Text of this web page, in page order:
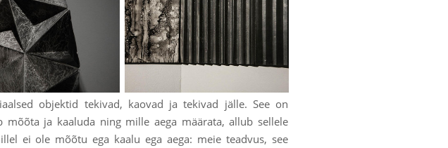
objektid tekivad, kaovad ja tekivad jälle. See on
ja kaaluda ning mille aega määrata, allub sellele
ei ole mõõtu ega kaalu ega aega: meie teadvus, see